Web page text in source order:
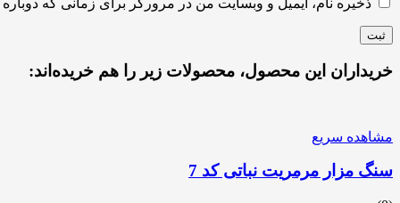
ذخیره نام، ایمیل و وبسایت من در مرورگر برای زمانی که
خریداران این محصول، محصولات زیر را هم خریده‌اند:
مشاهده سریع
سنگ مزار مرمریت نباتی کد 7